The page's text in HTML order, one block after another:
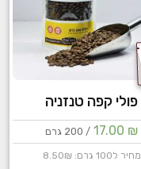
פולי קפה טנזניה
17.00 ₪ / 200 גרם
מחיר ל100 גרם: 8.50₪